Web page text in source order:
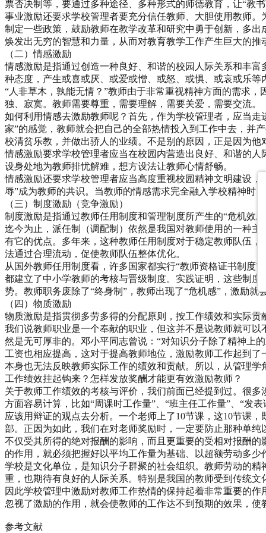
票否决制等，要通过多种途径、多种形式的师德教育，让“教
事业激励还要求学校管理者要充分信任教师、大胆使用教师
制定一些政策，鼓励教师在教学改革和研究中勇于创新，多
焕发出无穷的智慧和力量，从而对教育教学工作产生巨大的推
（二）情感激励
情感激励是指通过创造一种良好、和谐的校园人际关系和丰
种态度，产生或喜或厌、或爱或憎、或怒、或惧、或哀或乐等
“人非草木，孰能无情？”教师由于非常重视精神方面的需求
独、寂寞。教师需要尊重，需要理解，需要关爱，需要交流。
如何利用情感去激励教师呢？首先，作为学校管理者，应当
家”的感觉，教师就会把自己的全部热情投入到工作中去，并
校清贫乐教，并做出骄人的业绩。不是别的原因，正是因为
情感激励要求学校管理者应当在校园内营造出良好、和谐的
设身处地为教师排忧解难，想方设法让教师心情舒畅。
情感激励还要求学校管理者应当高度重视校园精神文明建设
辱”成为教师的共识。当教师的情感需求完全融入学校精神时
（三）制度激励（竞争激励）
制度激励是指通过教师任用制度和管理制度所产生的“危机效
迄今为止，派任制（调配制）依然是我国对教师使用的一种
有它的优点。多年来，这种教师任用制度对于稳定教师队伍
法通过合理流动，促使教师队伍整体优化。
从国外教师任用制度看，许多国家都实行“教师资格证书制度
都建立了中小学教师的考核与晋级制度。实践证明，这些制
势。教师职务废除了“终身制”，教师出现了“危机感”，激励就
（四）物质激励
物质激励是指贯彻多劳多得的分配原则，按工作绩效和实际
我们说教师职业是一个奉献的职业，但这并不是说教师就可
然是无可厚非的。邓小平同志曾说：“对知识分子除了精神上
工资也相应提高，这对于提高教师地位，激励教师工作起到
本身也无法反映教师实际工作的绩效和贡献。所以，从管理
工作绩效挂起钩来？怎样发放奖酬才能更有效激励教师？
关于教师工作绩效的考核与评价，我们前面已经提到过。很
方面容易计算，比如“周课时工作量”、“班主任工作量”、“发
应该用辩证的观点去分析。一个老师上了10节课，这10节课
部。正因为如此，我们在对老师奖励时，一定要防止那种单
不仅受其所得的绝对报酬的影响，而且更重要的受相对报酬
的作用，就必须把握好以平均工作量为基础、以超额劳动多少
学校是文化单位，是知识分子群聚的社会组织。教师劳动的
重，也期待有良好的人际关系。特别是我国的教师受到传统
因此学校管理中激励对教师工作热情的保持起着非常重要的
忽视了激励的作用，就会使教师的工作达不到预期的效果，使
参考文献